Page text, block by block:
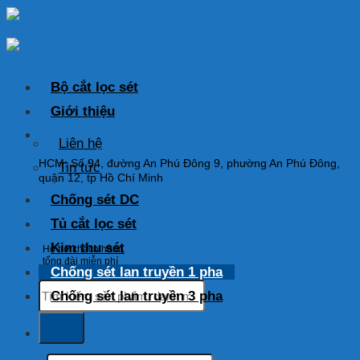
Skip
content
HOTLINE: 0925 038 097
HCM: Số 94, đường An Phú Đông 9, phường An Phú Đông,
quận 12, tp Hồ Chí Minh
Hỗ trợ khách hàng
tổng đài miễn phí
Tìm
kiếm:
Bộ cắt lọc sét
Giới thiệu
Liên hệ
Tin tức
Chống sét DC
Tủ cắt lọc sét
Kim thu sét
Chống sét lan truyền 1 pha
Chống sét lan truyền 3 pha